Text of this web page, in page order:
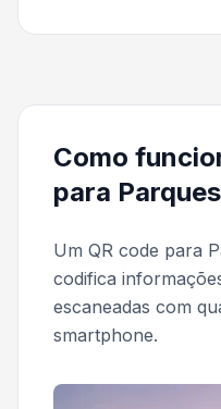
Como
para
Um QR code para
codifica
escaneadas com
smartphone.